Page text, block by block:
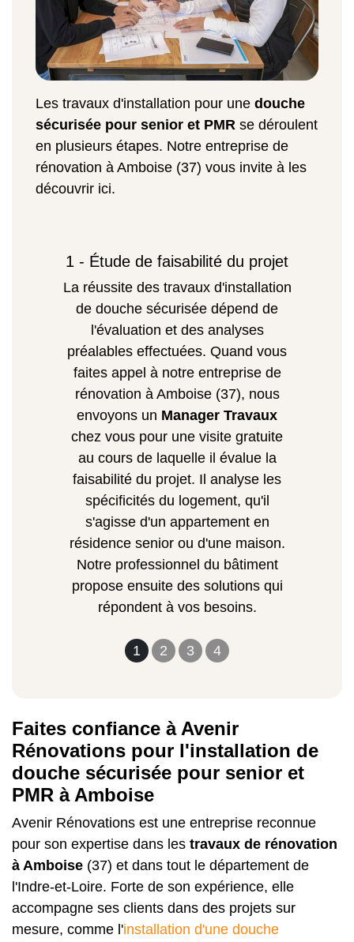
Les travaux d'installation pour une douche
sécurisée pour senior et PMR se déroulent
en plusieurs étapes. Notre entreprise de
rénovation à Amboise (37) vous invite à les
découvrir ici.
1 2 3 4
1 - Étude de faisabilité du projet
La réussite des travaux d'installation
de douche sécurisée dépend de
l'évaluation et des analyses
préalables effectuées. Quand vous
faites appel à notre entreprise de
rénovation à Amboise (37), nous
envoyons un Manager Travaux
chez vous pour une visite gratuite
au cours de laquelle il évalue la
faisabilité du projet. Il analyse les
spécificités du logement, qu'il
s'agisse d'un appartement en
résidence senior ou d'une maison.
Notre professionnel du bâtiment
propose ensuite des solutions qui
répondent à vos besoins.
Faites confiance à Avenir
Rénovations pour l'installation de
douche sécurisée pour senior et
PMR à Amboise
Avenir Rénovations est une entreprise reconnue
pour son expertise dans les travaux de rénovation
à Amboise (37) et dans tout le département de
l'Indre-et-Loire. Forte de son expérience, elle
accompagne ses clients dans des projets sur
mesure, comme l'installation d'une douche